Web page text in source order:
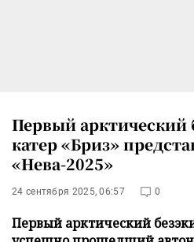
Первый
катер «Бриз»
«Нева-2025»
24 сентября 2025, 06:57 0
Первый арктический